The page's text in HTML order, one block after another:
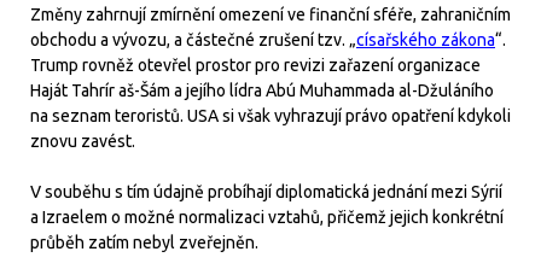
Změny zahrnují zmírnění omezení ve finanční sféře, zahraničním
obchodu a vývozu, a částečné zrušení tzv. „císařského zákona“.
Trump rovněž otevřel prostor pro revizi zařazení organizace
Haját Tahrír aš-Šám a jejího lídra Abú Muhammada al-Džuláního
na seznam teroristů. USA si však vyhrazují právo opatření kdykoli
znovu zavést.
V souběhu s tím údajně probíhají diplomatická jednání mezi Sýrií
a Izraelem o možné normalizaci vztahů, přičemž jejich konkrétní
průběh zatím nebyl zveřejněn.